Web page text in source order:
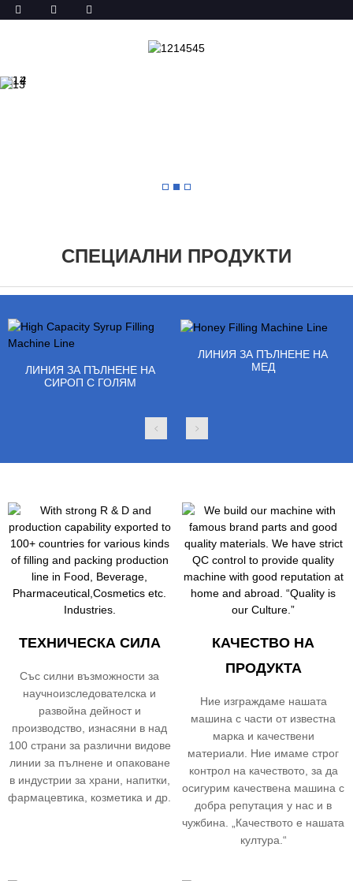
СПЕЦИАЛНИ ПРОДУКТИ
ЛИНИЯ ЗА ПЪЛНЕНЕ НА
СИРОП С ГОЛЯМ
ЛИНИЯ ЗА ПЪЛНЕНЕ НА
МЕД
ТЕХНИЧЕСКА СИЛА
Със силни възможности за
научноизследователска и
развойна дейност и
производство, изнасяни в над
100 страни за различни видове
линии за пълнене и опаковане
в индустрии за храни, напитки,
фармацевтика, козметика и др.
КАЧЕСТВО НА
ПРОДУКТА
Ние изграждаме нашата
машина с части от известна
марка и качествени
материали. Ние имаме строг
контрол на качеството, за да
осигурим качествена машина с
добра репутация у нас и в
чужбина. „Качеството е нашата
култура.“